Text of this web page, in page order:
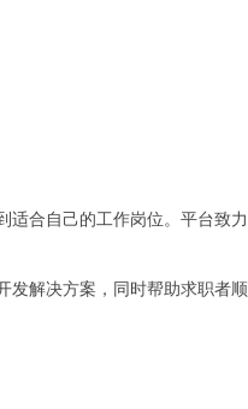
适合自己的工作岗位。平台致力
发解决方案，同时帮助求职者顺